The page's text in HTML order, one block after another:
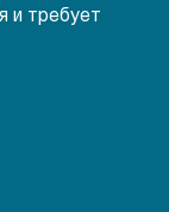
и требует